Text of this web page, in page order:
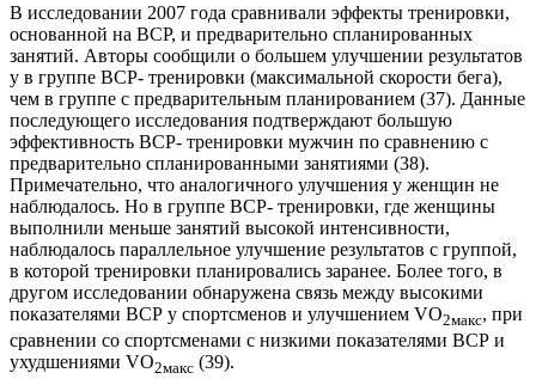
В исследовании 2007 года сравнивали эффекты тренировки,
основанной на ВСР, и предварительно спланированных
занятий. Авторы сообщили о большем улучшении результатов
у в группе ВСР- тренировки (максимальной скорости бега),
чем в группе с предварительным планированием (37). Данные
последующего исследования подтверждают большую
эффективность ВСР- тренировки мужчин по сравнению с
предварительно спланированными занятиями (38).
Примечательно, что аналогичного улучшения у женщин не
наблюдалось. Но в группе ВСР- тренировки, где женщины
выполнили меньше занятий высокой интенсивности,
наблюдалось параллельное улучшение результатов с группой,
в которой тренировки планировались заранее. Более того, в
другом исследовании обнаружена связь между высокими
показателями ВСР у спортсменов и улучшением VO2макс, при
сравнении со спортсменами с низкими показателями ВСР и
ухудшениями VO2макс (39).